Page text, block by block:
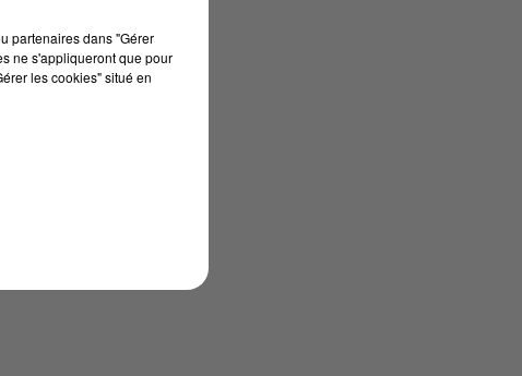
partenaires dans "Gérer
ne s'appliqueront que pour
les cookies" situé en